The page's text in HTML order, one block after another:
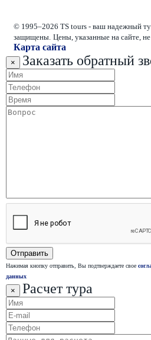
© 1995–2026 TS tours - ваш надежный
защищены. Цены, указанные на сайте,
Карта сайта
× Заказать обратный
Нажимая кнопку отправить, Вы подтверждаете свое
данных
× Расчет тура